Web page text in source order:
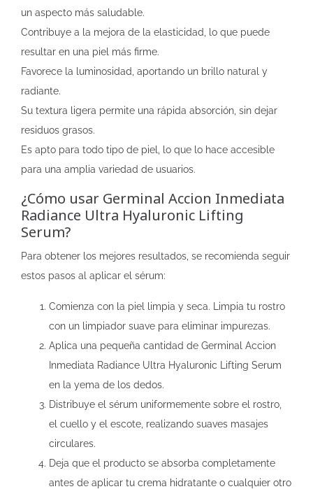
un aspecto más saludable.
Contribuye a la mejora de la elasticidad, lo que puede
resultar en una piel más firme.
Favorece la luminosidad, aportando un brillo natural y
radiante.
Su textura ligera permite una rápida absorción, sin dejar
residuos grasos.
Es apto para todo tipo de piel, lo que lo hace accesible
para una amplia variedad de usuarios.
¿Cómo usar Germinal Accion Inmediata
Radiance Ultra Hyaluronic Lifting
Serum?
Para obtener los mejores resultados, se recomienda seguir
estos pasos al aplicar el sérum:
Comienza con la piel limpia y seca. Limpia tu rostro
con un limpiador suave para eliminar impurezas.
Aplica una pequeña cantidad de Germinal Accion
Inmediata Radiance Ultra Hyaluronic Lifting Serum
en la yema de los dedos.
Distribuye el sérum uniformemente sobre el rostro,
el cuello y el escote, realizando suaves masajes
circulares.
Deja que el producto se absorba completamente
antes de aplicar tu crema hidratante o cualquier otro